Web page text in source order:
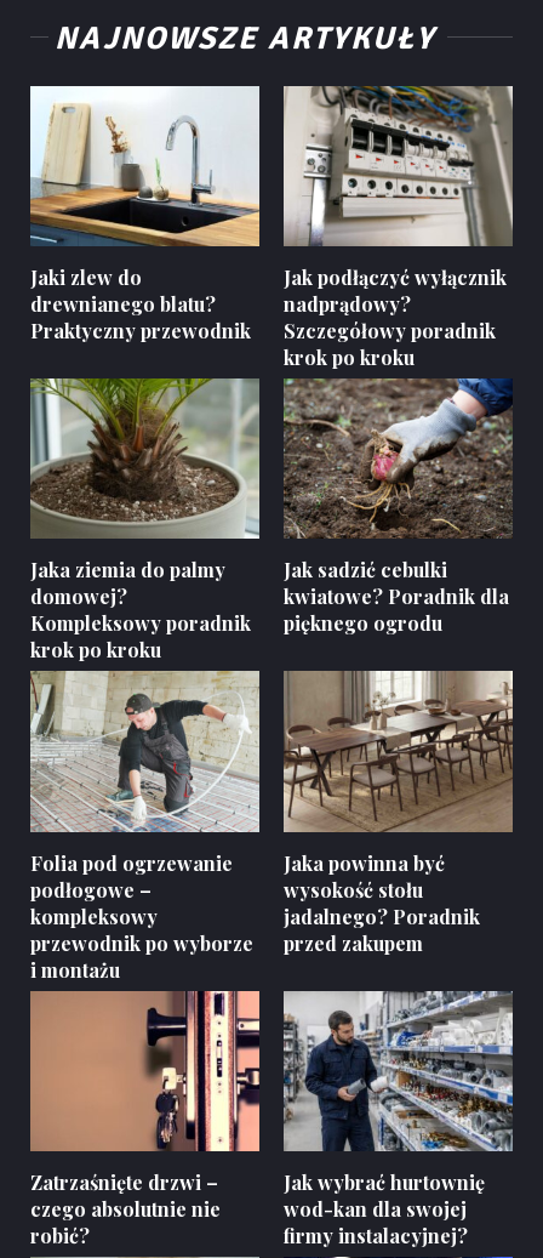
NAJNOWSZE ARTYKUŁY
Jaki zlew do
drewnianego blatu?
Praktyczny przewodnik
Jak podłączyć wyłącznik
nadprądowy?
Szczegółowy poradnik
krok po kroku
Jaka ziemia do palmy
domowej?
Kompleksowy poradnik
krok po kroku
Jak sadzić cebulki
kwiatowe? Poradnik dla
pięknego ogrodu
Folia pod ogrzewanie
podłogowe –
kompleksowy
przewodnik po wyborze
i montażu
Jaka powinna być
wysokość stołu
jadalnego? Poradnik
przed zakupem
Zatrzaśnięte drzwi –
czego absolutnie nie
robić?
Jak wybrać hurtownię
wod-kan dla swojej
firmy instalacyjnej?